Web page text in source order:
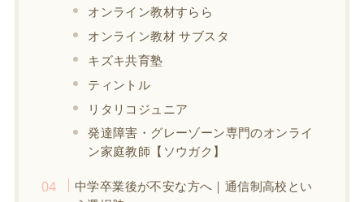
オンライン教材すらら
オンライン教材 サブスタ
キズキ共育塾
ティントル
リタリコジュニア
発達障害・グレーゾーン専門のオンライ
ン家庭教師【ソウガク】
中学卒業後が不安な方へ｜通信制高校とい